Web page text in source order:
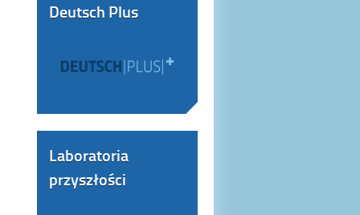
Deutsch Plus
Laboratoria
przyszłości